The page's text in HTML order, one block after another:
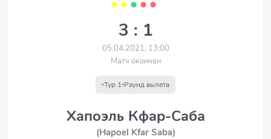
⬤ ⬤ ⬤ ⬤ ⬤
3 : 1
05.04.2021, 13:00
Матч окончен
Тур 1 Раунд вылета
Хапоэль Кфар-Саба
(Hapoel Kfar Saba)